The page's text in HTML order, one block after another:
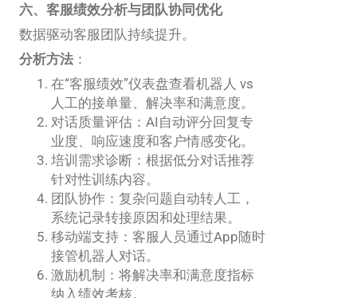
六、客服绩效分析与团队协同优化
数据驱动客服团队持续提升。
分析方法 ：
在“客服绩效”仪表盘查看机器人 vs
人工的接单量、解决率和满意度。
对话质量评估：AI自动评分回复专
业度、响应速度和客户情感变化。
培训需求诊断：根据低分对话推荐
针对性训练内容。
团队协作：复杂问题自动转人工，
系统记录转接原因和处理结果。
移动端支持：客服人员通过App随时
接管机器人对话。
激励机制：将解决率和满意度指标
纳入绩效考核。